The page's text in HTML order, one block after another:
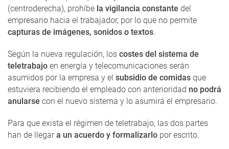
(centroderecha), prohíbe la vigilancia constante del
empresario hacia el trabajador, por lo que no permite
capturas de imágenes, sonidos o textos.
Según la nueva regulación, los costes del sistema de
teletrabajo en energía y telecomunicaciones serán
asumidos por la empresa y el subsidio de comidas que
estuviera recibiendo el empleado con anterioridad no podrá
anularse con el nuevo sistema y lo asumirá el empresario.
Para que exista el régimen de teletrabajo, las dos partes
han de llegara un acuerdo y formalizarlo por escrito.